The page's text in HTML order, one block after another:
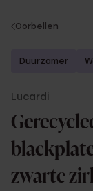
You
here:
Oorbellen
Duurzamer
Lucardi
zwarte